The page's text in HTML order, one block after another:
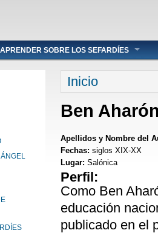
APRENDER SOBRE LOS SEFARDÍES
Se encuentra
Inicio
Ben
Apellidos y Nombre del
Fechas: siglos XIX-XX
Lugar: Salónica
Perfil:
Como Ben
educación
publicado en el